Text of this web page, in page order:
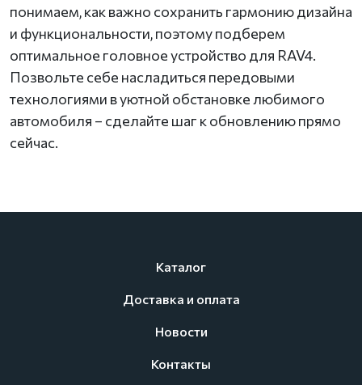
понимаем, как важно сохранить гармонию дизайна
и функциональности, поэтому подберем
оптимальное головное устройство для RAV4.
Позвольте себе насладиться передовыми
технологиями в уютной обстановке любимого
автомобиля – сделайте шаг к обновлению прямо
сейчас.
Каталог
Доставка и оплата
Новости
Контакты